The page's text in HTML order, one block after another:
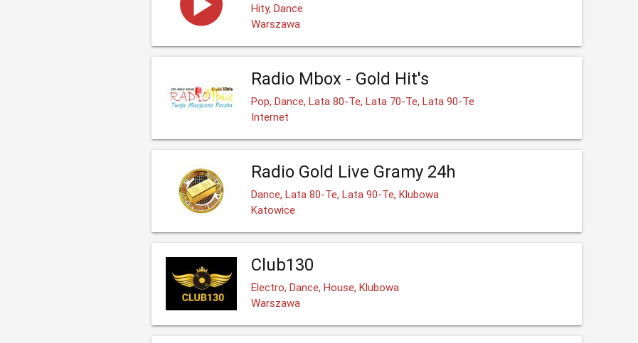
Hity, Dance
Warszawa
Radio Mbox - Gold Hit's
Pop, Dance, Lata 80-Te, Lata 70-Te, Lata 90-Te
Internet
Radio Gold Live Gramy 24h
Dance, Lata 80-Te, Lata 90-Te, Klubowa
Katowice
Club130
Electro, Dance, House, Klubowa
Warszawa